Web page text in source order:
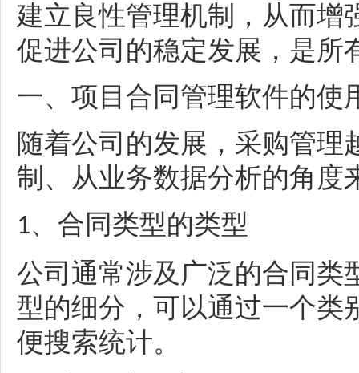
建立 良性管理机制
，从而
促进公司的稳定发展，是所
一、 项目合同管理软件的使
随着公司的发展，采购管理
制 、 从业务数据分析的角度
1、 合同类型的类型
公司通常涉及广泛的合同类
型的细分，可以通过一个类
便搜索统计。